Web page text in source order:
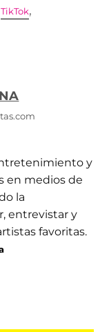
TikTok,
y
en medios de
la
entrevistar y
favoritas.